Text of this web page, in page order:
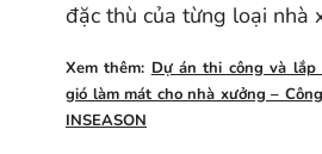
đặc thù của từng loại nhà
Xem thêm: Dự án thi công và
gió làm mát cho nhà xưởng –
INSEASON